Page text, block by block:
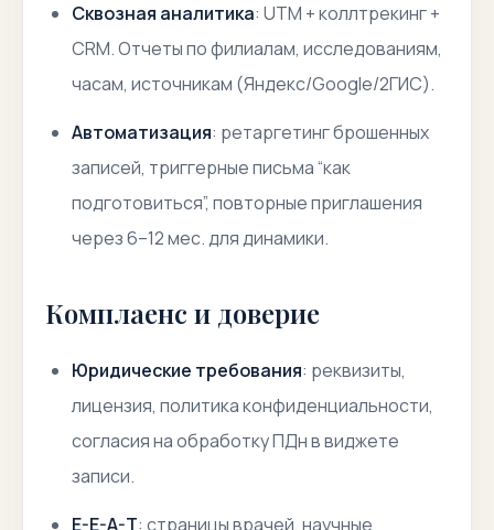
Сквозная аналитика: UTM + коллтрекинг +
CRM. Отчеты по филиалам, исследованиям,
часам, источникам (Яндекс/Google/2ГИС).
Автоматизация: ретаргетинг брошенных
записей, триггерные письма “как
подготовиться”, повторные приглашения
через 6–12 мес. для динамики.
Комплаенс и доверие
Юридические требования: реквизиты,
лицензия, политика конфиденциальности,
согласия на обработку ПДн в виджете
записи.
E-E-A-T: страницы врачей, научные